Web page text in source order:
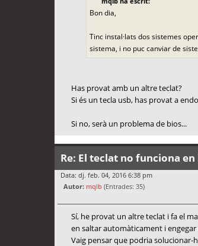
Bon dia,
Tinc instal·lats dos sistemes
sistema, i no puc canviar de
Has provat amb un altre teclat?
Si és un tecla usb, has provat a
Si no, serà un problema de bios...
Re: El teclat no funciona
Data: dj. feb. 04, 2016 6:38 pm
Autor: mqlb (Entrades: 35)
Sí, he provat un altre teclat i fa el
en saltar automàticament i
Vaig pensar que podria solucionar-